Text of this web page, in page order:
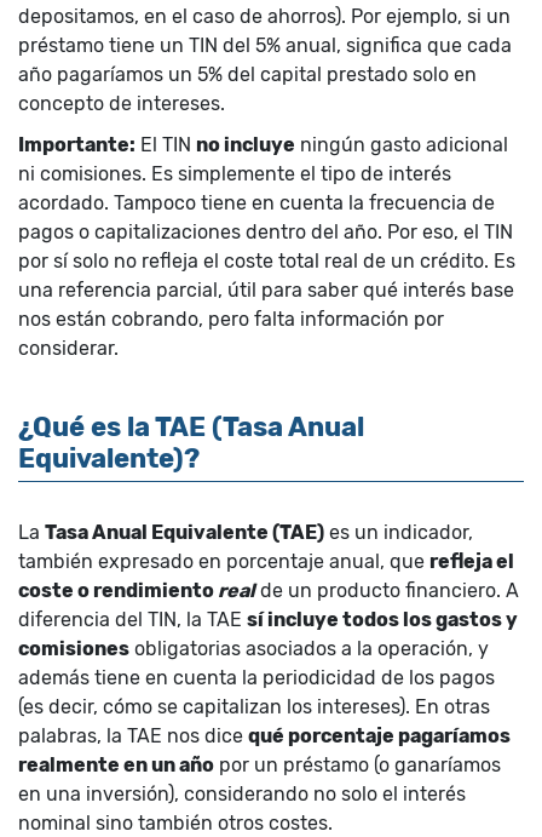
depositamos, en el caso de ahorros). Por ejemplo, si un
préstamo tiene un TIN del 5% anual, significa que cada
año pagaríamos un 5% del capital prestado solo en
concepto de intereses.
Importante: El TIN no incluye ningún gasto adicional
ni comisiones. Es simplemente el tipo de interés
acordado. Tampoco tiene en cuenta la frecuencia de
pagos o capitalizaciones dentro del año. Por eso, el TIN
por sí solo no refleja el coste total real de un crédito. Es
una referencia parcial, útil para saber qué interés base
nos están cobrando, pero falta información por
considerar.
¿Qué es la TAE (Tasa Anual
Equivalente)?
La Tasa Anual Equivalente (TAE) es un indicador,
también expresado en porcentaje anual, que refleja el
coste o rendimiento realde un producto financiero. A
diferencia del TIN, la TAE sí incluye todos los gastos y
comisiones obligatorias asociados a la operación, y
además tiene en cuenta la periodicidad de los pagos
(es decir, cómo se capitalizan los intereses). En otras
palabras, la TAE nos dice qué porcentaje pagaríamos
realmente en un año por un préstamo (o ganaríamos
en una inversión), considerando no solo el interés
nominal sino también otros costes.